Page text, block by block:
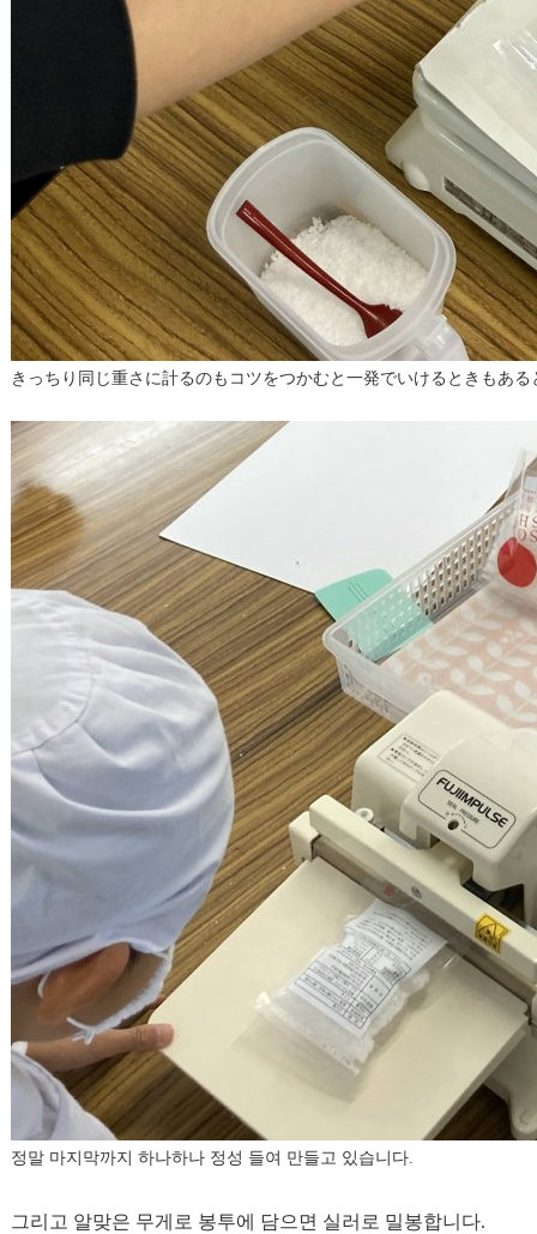
きっちり同じ重さに計るのもコツをつかむと一発でいけるときもある
정말 마지막까지 하나하나 정성 들여 만들고 있습니다.
그리고 알맞은 무게로 봉투에 담으면 실러로 밀봉합니다.